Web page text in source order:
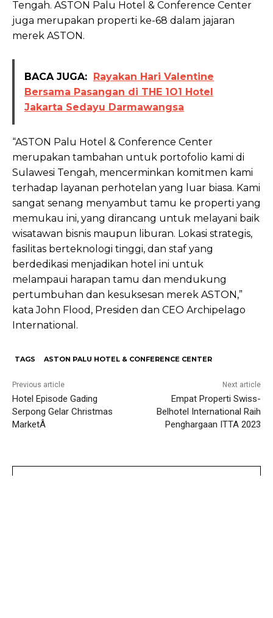
Tengah. ASTON Palu Hotel & Conference Center
juga merupakan properti ke-68 dalam jajaran
merek ASTON.
BACA JUGA:
Rayakan Hari Valentine
Bersama Pasangan di THE 1O1 Hotel
Jakarta Sedayu Darmawangsa
“ASTON Palu Hotel & Conference Center
merupakan tambahan untuk portofolio kami di
Sulawesi Tengah, mencerminkan komitmen kami
terhadap layanan perhotelan yang luar biasa. Kami
sangat senang menyambut tamu ke properti yang
memukau ini, yang dirancang untuk melayani baik
wisatawan bisnis maupun liburan. Lokasi strategis,
fasilitas berteknologi tinggi, dan staf yang
berdedikasi menjadikan hotel ini untuk
melampaui harapan tamu dan mendukung
pertumbuhan dan kesuksesan merek ASTON,”
kata John Flood, Presiden dan CEO Archipelago
International.
TAGS ASTON PALU HOTEL & CONFERENCE CENTER
Previous article
Hotel Episode Gading
Serpong Gelar Christmas
MarketÂ
Next article
Empat Properti Swiss-
Belhotel International Raih
Penghargaan ITTA 2023